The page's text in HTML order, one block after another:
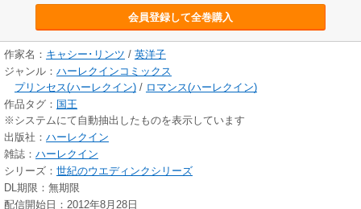
会員登録して全巻購入
作家名： キャシー･リンツ / 英洋子
ジャンル： ハーレクインコミックス
プリンセス(ハーレクイン) / ロマンス(ハーレクイン)
作品タグ： 国王
※システムにて自動抽出したものを表示しています
出版社： ハーレクイン
雑誌： ハーレクイン
シリーズ： 世紀のウエディンクシリーズ
DL期限：無期限
配信開始日：2012年8月28日